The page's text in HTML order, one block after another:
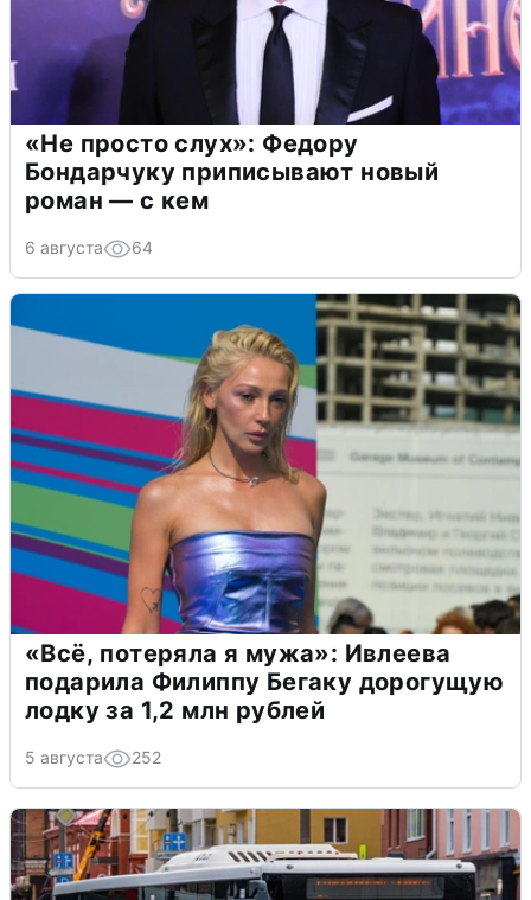
«Не просто слух»: Федору
Бондарчуку приписывают новый
роман — с кем
6 августа 64
«Всё, потеряла я мужа»: Ивлеева
подарила Филиппу Бегаку дорогущую
лодку за 1,2 млн рублей
5 августа 252